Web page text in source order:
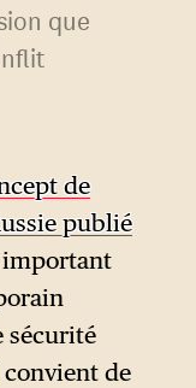
que
ayant
d’un
la
elle
de
publié
sécurité
de